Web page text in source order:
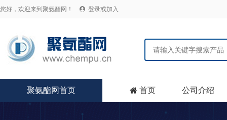
您好，欢迎来到聚氨酯网！  登录或加入
聚氨酯网首页  首页 公司介绍